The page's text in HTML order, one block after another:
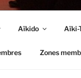
Aïkido Aïki-
Zones